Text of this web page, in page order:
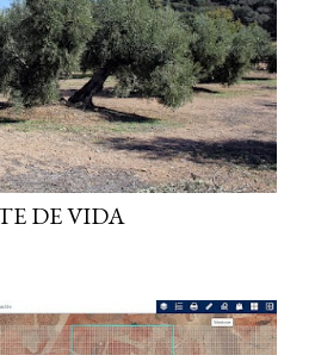
DE VIDA